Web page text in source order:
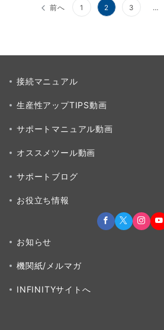
ー
ジ
送
り
前へ 1 2 3 …
接続マニュアル
生産性アップTIPS動画
サポートマニュアル動画
オススメツール動画
サポートブログ
お役立ち情報
お知らせ
機関紙/メルマガ
INFINITYサイトへ